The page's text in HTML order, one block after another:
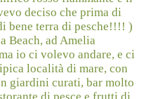
deciso che prima di
bene terra di pesche!!!! )
Beach, ad Amelia
io ci volevo andare, e ci
località di mare, con
giardini curati, bar molto